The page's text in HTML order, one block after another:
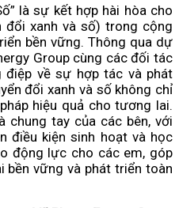
là sự kết hợp hài hòa cho
đổi xanh và số) trong cộng
bền vững. Thông qua dự
Group cùng các đối tác
về sự hợp tác và phát
đổi xanh và số không chỉ
hiệu quả cho tương lai.
chung tay của các bên, với
điều kiện sinh hoạt và học
động lực cho các em, góp
vững và phát triển toàn